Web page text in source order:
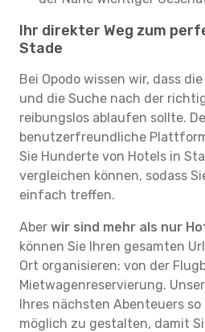
Ihr direkter Weg zum
Stade
Bei Opodo wissen wir, dass
und die Suche nach der
reibungslos ablaufen sollte.
benutzerfreundliche
Sie Hunderte von Hotels in
vergleichen können, sodass
einfach treffen.
Aber wir sind mehr als nur
können Sie Ihren gesamten
Ort organisieren: von der
Mietwagenreservierung.
Ihres nächsten Abenteuers
möglich zu gestalten, damit